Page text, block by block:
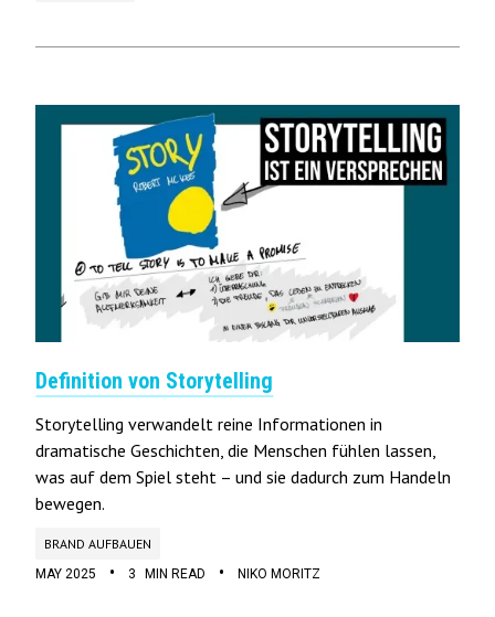
Definition von Storytelling
Storytelling verwandelt reine Informationen in
dramatische Geschichten, die Menschen fühlen lassen,
was auf dem Spiel steht – und sie dadurch zum Handeln
bewegen.
BRAND AUFBAUEN
MAY 2025 • 3 MIN READ • NIKO MORITZ